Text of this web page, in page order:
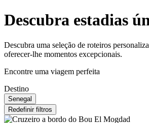
Descubra estadias
Descubra uma seleção de roteiros
oferecer-lhe momentos excepcionais.
Encontre uma viagem perfeita
Destino
Senegal
Redefinir filtros